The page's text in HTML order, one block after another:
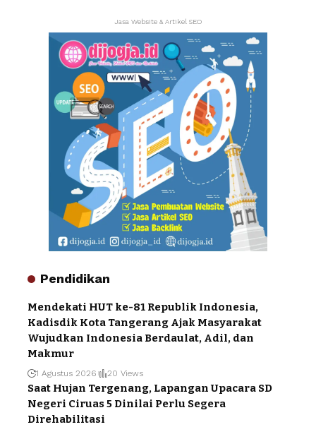
Jasa Website & Artikel SEO
Pendidikan
Mendekati HUT ke-81 Republik Indonesia,
Kadisdik Kota Tangerang Ajak Masyarakat
Wujudkan Indonesia Berdaulat, Adil, dan
Makmur
1 Agustus 2026 20 Views
Saat Hujan Tergenang, Lapangan Upacara SD
Negeri Ciruas 5 Dinilai Perlu Segera
Direhabilitasi